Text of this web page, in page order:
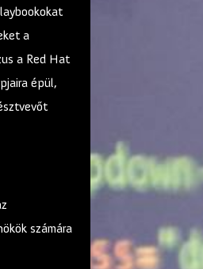
a
a Red Hat
épül,
számára